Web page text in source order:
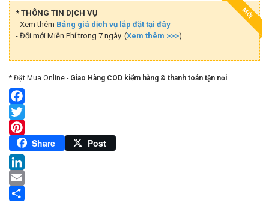
MỚI
* THÔNG TIN DỊCH VỤ
- Xem thêm Bảng giá dịch vụ lắp đặt tại đây
- Đổi mới Miễn Phí trong 7 ngày. (Xem thêm >>>)
* Đặt Mua Online - Giao Hàng COD kiểm hàng & thanh toán tận nơi
Facebook
Twitter
Pinterest
Share Post
LinkedIn
Email